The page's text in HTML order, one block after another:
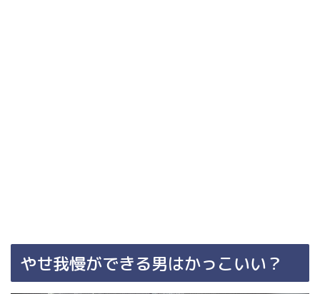
やせ我慢ができる男はかっこいい？